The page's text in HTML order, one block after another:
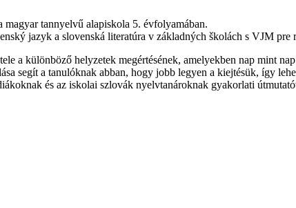
magyar tannyelvű alapiskola 5. évfolyamában.
jazyk a slovenská literatúra v základných školách s VJM pre
a különböző helyzetek megértésének, amelyekben nap mint
segít a tanulóknak abban, hogy jobb legyen a kiejtésük, így
és az iskolai szlovák nyelvtanároknak gyakorlati